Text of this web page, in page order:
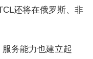
还将在俄罗斯、非
务能力也建立起